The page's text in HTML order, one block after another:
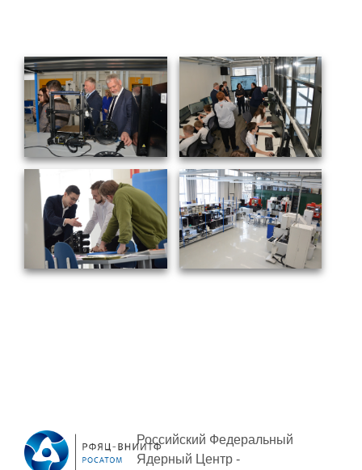
Книги
ПОСТАВЩИКАМ
Новости
Закупки
Документы
Контроль и арбитраж
Обучение
Российский Федеральный
Ядерный Центр -